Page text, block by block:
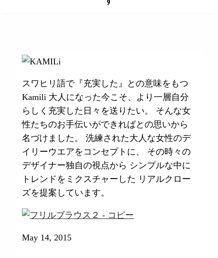
займ на карту онлайн без отказа
スワヒリ語で『充実した』との意味をもつ
Kamili 大人になった今こそ、より一層自分
らしく充実した日々を送りたい。 そんな女
性たちのお手伝いができればとの思いから
名づけました。 洗練された大人な女性のデ
イリーウエアをコンセプトに、 その時々の
デザイナー独自の視点から シンプルな中に
トレンドをミクスチャーした リアルクロー
ズを提案しています。
May 14, 2015